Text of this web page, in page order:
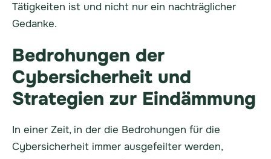
Tätigkeiten ist und nicht nur ein nachträglicher
Gedanke.
Bedrohungen der
Cybersicherheit und
Strategien zur Eindämmung
In einer Zeit, in der die Bedrohungen für die
Cybersicherheit immer ausgefeilter werden,